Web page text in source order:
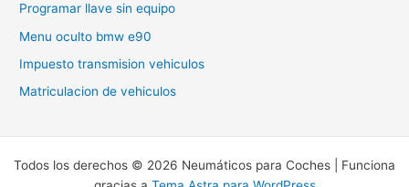
Programar llave sin equipo
Menu oculto bmw e90
Impuesto transmision vehiculos
Matriculacion de vehiculos
Todos los derechos © 2026 Neumáticos para Coches | Funciona